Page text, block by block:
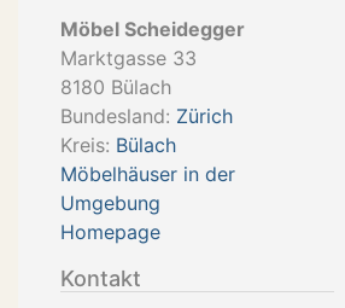
Möbel Scheidegger
Marktgasse 33
8180 Bülach
Bundesland: Zürich
Kreis: Bülach
Möbelhäuser in der
Umgebung
Homepage
Kontakt